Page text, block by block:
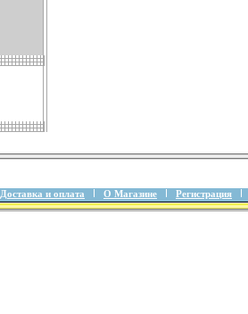
Доставка и оплата О Магазине Регистрация